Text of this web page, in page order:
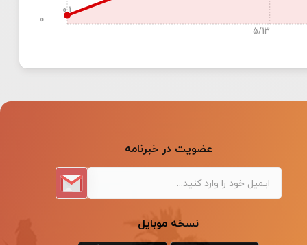
0.1
5/13
0
عضویت در خبرنامه
نسخه موبایل